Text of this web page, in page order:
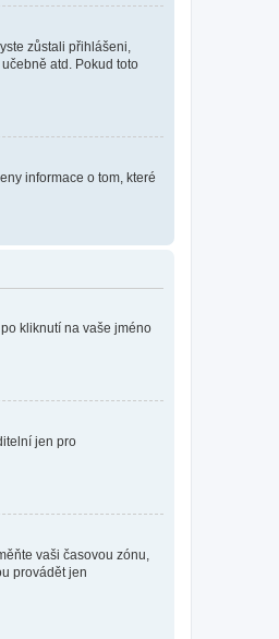
zůstali přihlášeni,
atd. Pokud toto
informace o tom, které
kliknutí na vaše jméno
jen pro
vaši časovou zónu,
provádět jen